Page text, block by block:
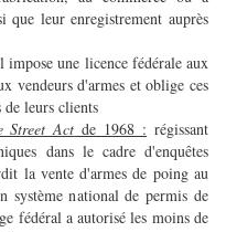
leur enregistrement auprès
impose une licence fédérale aux
vendeurs d'armes et oblige ces
de leurs clients
Street Act de 1968 : régissant
dans le cadre d'enquêtes
la vente d'armes de poing au
système national de permis de
fédéral a autorisé les moins de